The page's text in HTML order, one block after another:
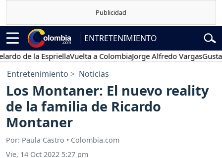
ENTRETENIMIENTO
de la EspriellaVuelta a ColombiaJorge Alfredo VargasGustavo
Entretenimiento Noticias
Los Montaner: El nuevo reality
de la familia de Ricardo
Montaner
Por: Paula Castro • Colombia.com
Vie, 14 Oct 2022 5:27 pm